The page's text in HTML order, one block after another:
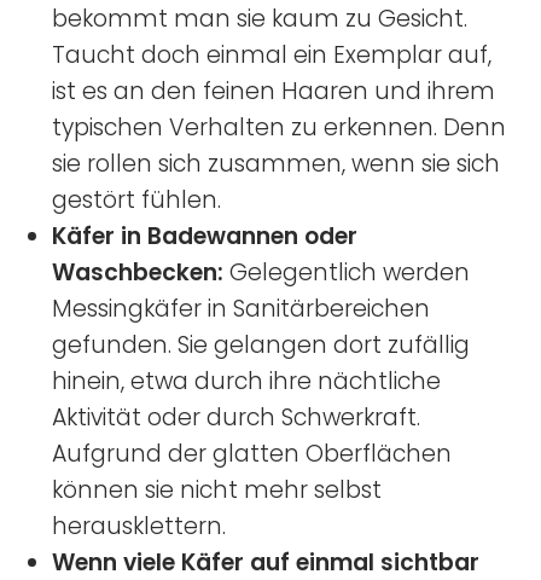
bekommt man sie kaum zu Gesicht.
Taucht doch einmal ein Exemplar auf,
ist es an den feinen Haaren und ihrem
typischen Verhalten zu erkennen. Denn
sie rollen sich zusammen, wenn sie sich
gestört fühlen.
Käfer in Badewannen oder
Waschbecken: Gelegentlich werden
Messingkäfer in Sanitärbereichen
gefunden. Sie gelangen dort zufällig
hinein, etwa durch ihre nächtliche
Aktivität oder durch Schwerkraft.
Aufgrund der glatten Oberflächen
können sie nicht mehr selbst
herausklettern.
Wenn viele Käfer auf einmal sichtbar